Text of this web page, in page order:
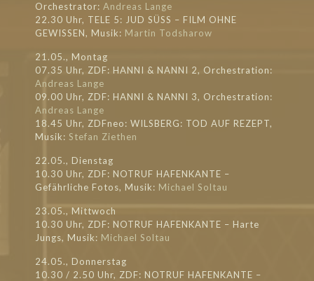
Orchestrator: Andreas Lange
22.30 Uhr, TELE 5: JUD SÜSS – FILM OHNE
GEWISSEN, Musik: Martin Todsharow
21.05., Montag
07.35 Uhr, ZDF: HANNI & NANNI 2, Orchestration:
Andreas Lange
09.00 Uhr, ZDF: HANNI & NANNI 3, Orchestration:
Andreas Lange
18.45 Uhr, ZDFneo: WILSBERG: TOD AUF REZEPT,
Musik: Stefan Ziethen
22.05., Dienstag
10.30 Uhr, ZDF: NOTRUF HAFENKANTE –
Gefährliche Fotos, Musik: Michael Soltau
23.05., Mittwoch
10.30 Uhr, ZDF: NOTRUF HAFENKANTE – Harte
Jungs, Musik: Michael Soltau
24.05., Donnerstag
10.30 / 2.50 Uhr, ZDF: NOTRUF HAFENKANTE –